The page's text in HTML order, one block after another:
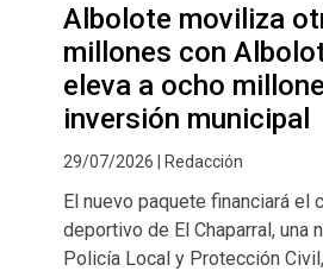
Albolote moviliza
millones con
eleva a ocho
inversión municipal
29/07/2026 | Redacción
El nuevo paquete financiará el
deportivo de El Chaparral, una
Policía Local y Protección